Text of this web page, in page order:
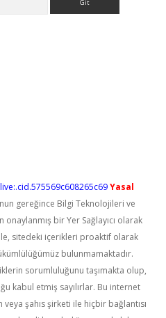
Yasal
gereğince Bilgi Teknolojileri ve
bir Yer Sağlayıcı olarak
sitedeki içerikleri proaktif olarak
bulunmamaktadır.
sorumluluğunu taşımakta olup,
kabul etmiş sayılırlar. Bu internet
şahıs şirketi ile hiçbir bağlantısı